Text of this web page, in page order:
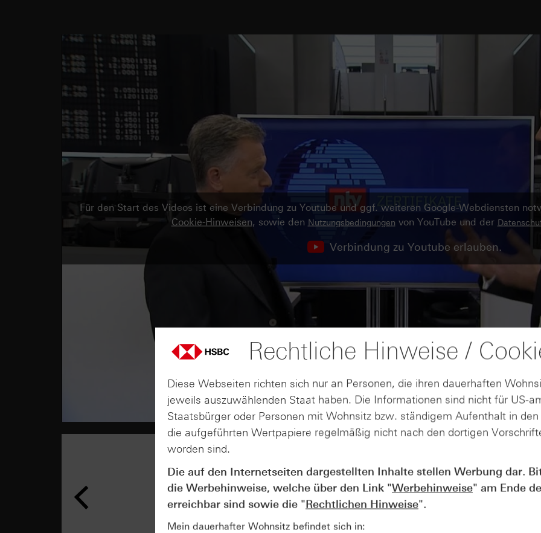
Für den Start des Videos ist eine Verbindung zu Youtube und ggf. weiteren Google-Webdiensten
Cookie-Hinweisen, sowie den Nutzungsbedingungen von YouTube und der
Verbindung zu Youtube erlauben.
AUGUST
04
Der Blick ins Kleingedruckte:
Kündigungen bei Derivaten -
vom 04.08.2026
Rechtliche Hinweise /
Diese Webseiten richten sich nur an Personen, die ihren dauerhaften
jeweils auszuwählenden Staat haben. Die Informationen sind nicht für US-
Staatsbürger oder Personen mit Wohnsitz bzw. ständigem Aufenthalt in
die aufgeführten Wertpapiere regelmäßig nicht nach den dortigen
worden sind.
Die auf den Internetseiten dargestellten Inhalte stellen Werbung dar.
die Werbehinweise, welche über den Link "Werbehinweise" am Ende
erreichbar sind sowie die "Rechtlichen Hinweise".
Mein dauerhafter Wohnsitz befindet sich in: